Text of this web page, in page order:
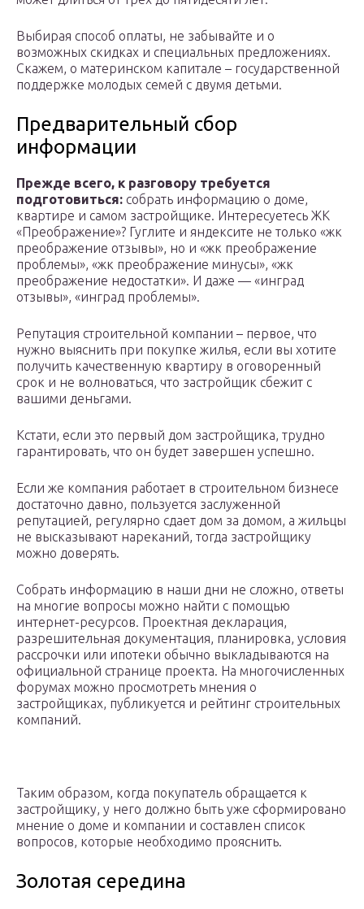
Выбирая способ оплаты, не забывайте и о
возможных скидках и специальных предложениях.
Скажем, о материнском капитале – государственной
поддержке молодых семей с двумя детьми.
Предварительный сбор
информации
Прежде всего, к разговору требуется
подготовиться: собрать информацию о доме,
квартире и самом застройщике. Интересуетесь ЖК
«Преображение»? Гуглите и яндексите не только «жк
преображение отзывы», но и «жк преображение
проблемы», «жк преображение минусы», «жк
преображение недостатки». И даже — «инград
отзывы», «инград проблемы».
Репутация строительной компании – первое, что
нужно выяснить при покупке жилья, если вы хотите
получить качественную квартиру в оговоренный
срок и не волноваться, что застройщик сбежит с
вашими деньгами.
Кстати, если это первый дом застройщика, трудно
гарантировать, что он будет завершен успешно.
Если же компания работает в строительном бизнесе
достаточно давно, пользуется заслуженной
репутацией, регулярно сдает дом за домом, а жильцы
не высказывают нареканий, тогда застройщику
можно доверять.
Собрать информацию в наши дни не сложно, ответы
на многие вопросы можно найти с помощью
интернет-ресурсов. Проектная декларация,
разрешительная документация, планировка, условия
рассрочки или ипотеки обычно выкладываются на
официальной странице проекта. На многочисленных
форумах можно просмотреть мнения о
застройщиках, публикуется и рейтинг строительных
компаний.
Таким образом, когда покупатель обращается к
застройщику, у него должно быть уже сформировано
мнение о доме и компании и составлен список
вопросов, которые необходимо прояснить.
Золотая середина